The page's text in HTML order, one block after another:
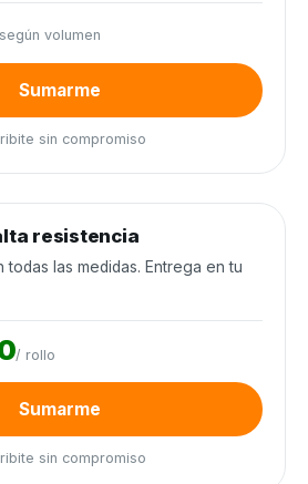
según volumen
Sumarme
sin compromiso
resistencia
todas las medidas. Entrega en tu
/ rollo
Sumarme
sin compromiso